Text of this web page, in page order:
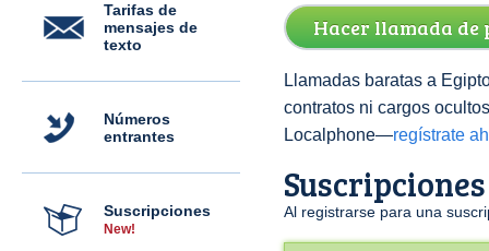
Tarifas de
mensajes de
texto
Números
entrantes
Suscripciones
New!
Hacer llamada de
Llamadas baratas a
contratos ni cargos
Localphone—regístrate
Suscripciones
Al registrarse para una